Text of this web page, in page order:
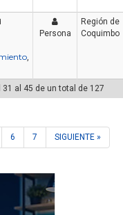
,
Persona
Región de
Coquimbo
al 45 de un total de 127
6 7 SIGUIENTE »